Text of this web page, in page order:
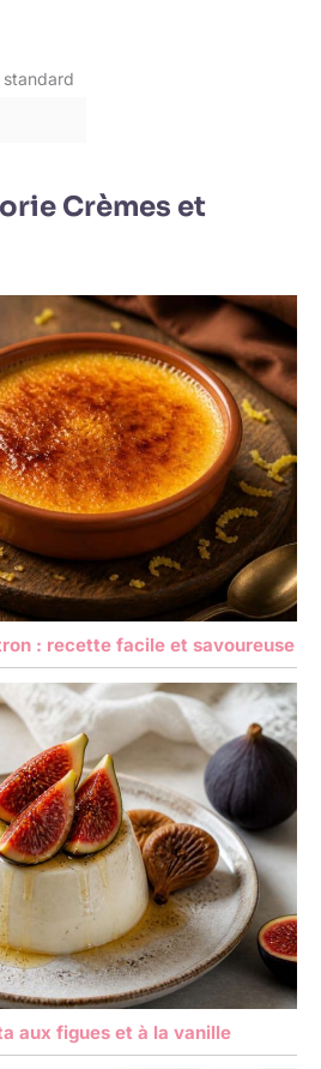
mail. Nous ferons de
Crèmes et
: recette facile et savoureuse
aux figues et à la vanille